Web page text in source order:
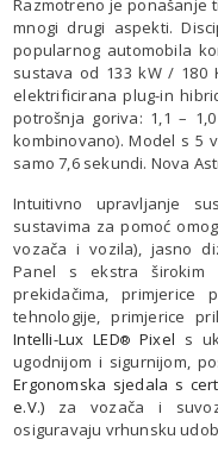
Razmotreno je ponašanje
mnogi drugi aspekti.
popularnog automobila
sustava od 133 kW / 180
elektrificirana plug-in
potrošnja goriva: 1,1 –
kombinovano). Model s 5
samo 7,6 sekundi. Nova
Intuitivno upravljanje
sustavima za pomoć
vozača i vozila), jasno
Panel s ekstra širokim
prekidačima, primjerice
tehnologije, primjerice
Intelli-Lux LED® Pixel s
ugodnijom i sigurnijom,
Ergonomska sjedala s
e.V.) za vozača i
osiguravaju vrhunsku